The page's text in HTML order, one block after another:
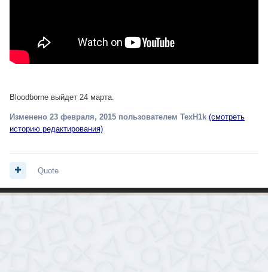
Bloodborne выйдет 24 марта.
Изменено 23 февраля, 2015 пользователем TexH1k (смотреть
историю редактирования)
Quote